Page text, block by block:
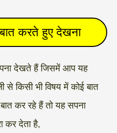
करते हुए देखना
देखते हैं जिसमें आप यह
किसी भी विषय में कोई बात
कर रहे हैं तो यह सपना
कर देता है,